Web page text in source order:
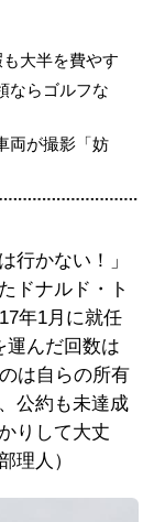
大半を費やす
ならゴルフな
両が撮影「妨
行かない！」
ドナルド・ト
年1月に就任
運んだ回数は
は自らの所有
公約も未達成
りして大丈
理人）